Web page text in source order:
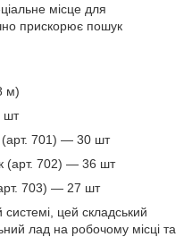
місце для
прискорює пошук
м)
шт
(арт. 701) — 30 шт
(арт. 702) — 36 шт
703) — 27 шт
системі, цей складський
лад на робочому місці та